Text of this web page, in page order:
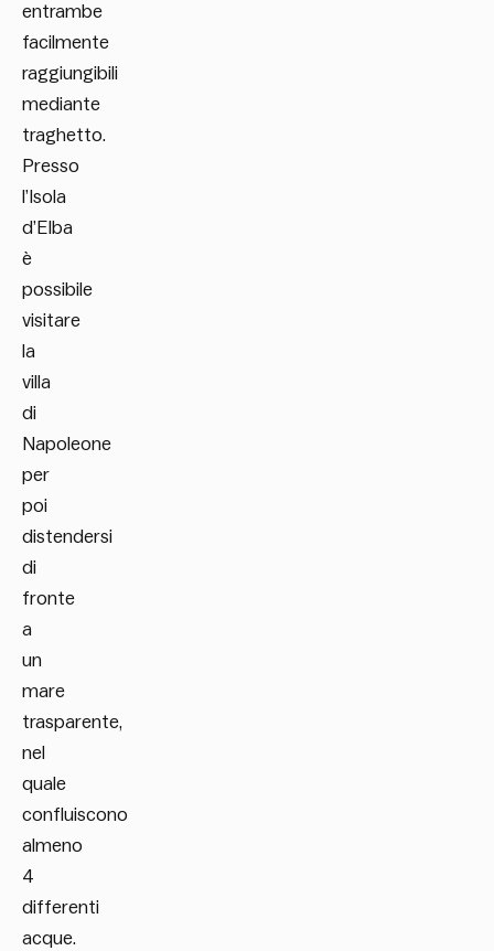
entrambe
facilmente
raggiungibili
mediante
traghetto.
Presso
l’Isola
d’Elba
è
possibile
visitare
la
villa
di
Napoleone
per
poi
distendersi
di
fronte
a
un
mare
trasparente,
nel
quale
confluiscono
almeno
4
differenti
acque.